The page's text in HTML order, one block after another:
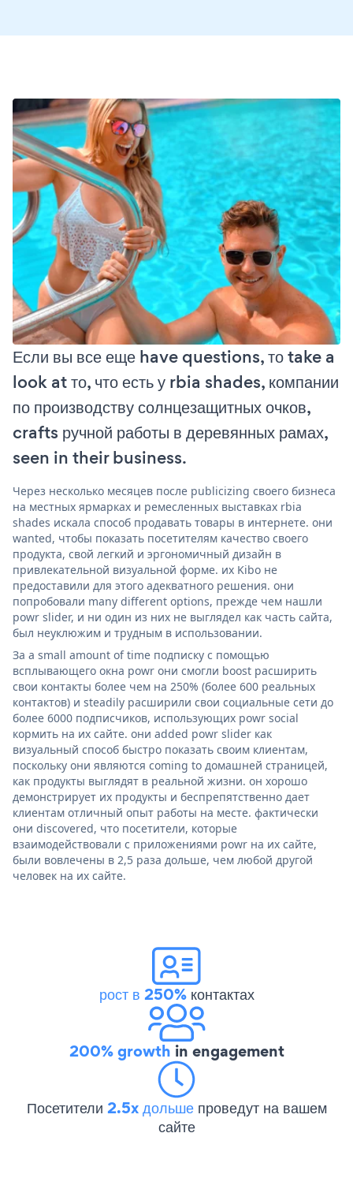
Если вы все еще have questions, то take a
look at то, что есть у rbia shades, компании
по производству солнцезащитных очков,
crafts ручной работы в деревянных рамах,
seen in their business.
Через несколько месяцев после publicizing своего бизнеса
на местных ярмарках и ремесленных выставках rbia
shades искала способ продавать товары в интернете. они
wanted, чтобы показать посетителям качество своего
продукта, свой легкий и эргономичный дизайн в
привлекательной визуальной форме. их Kibo не
предоставили для этого адекватного решения. они
попробовали many different options, прежде чем нашли
powr slider, и ни один из них не выглядел как часть сайта,
был неуклюжим и трудным в использовании.
За a small amount of time подписку с помощью
всплывающего окна powr они смогли boost расширить
свои контакты более чем на 250% (более 600 реальных
контактов) и steadily расширили свои социальные сети до
более 6000 подписчиков, использующих powr social
кормить на их сайте. они added powr slider как
визуальный способ быстро показать своим клиентам,
поскольку они являются coming to домашней страницей,
как продукты выглядят в реальной жизни. он хорошо
демонстрирует их продукты и беспрепятственно дает
клиентам отличный опыт работы на месте. фактически
они discovered, что посетители, которые
взаимодействовали с приложениями powr на их сайте,
были вовлечены в 2,5 раза дольше, чем любой другой
человек на их сайте.
рост в 250%контактах
200% growth in engagement
Посетители 2.5x дольше проведут на вашем
сайте